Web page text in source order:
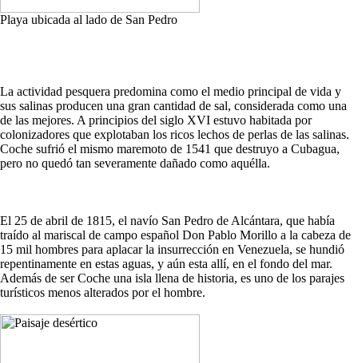
Playa ubicada al lado de San Pedro
La actividad pesquera predomina como el medio principal de vida y
sus salinas producen una gran cantidad de sal, considerada como una
de las mejores. A principios del siglo XVI estuvo habitada por
colonizadores que explotaban los ricos lechos de perlas de las salinas.
Coche sufrió el mismo maremoto de 1541 que destruyo a Cubagua,
pero no quedó tan severamente dañado como aquélla.
El 25 de abril de 1815, el navío San Pedro de Alcántara, que había
traído al mariscal de campo español Don Pablo Morillo a la cabeza de
15 mil hombres para aplacar la insurrección en Venezuela, se hundió
repentinamente en estas aguas, y aún esta allí, en el fondo del mar.
Además de ser Coche una isla llena de historia, es uno de los parajes
turísticos menos alterados por el hombre.